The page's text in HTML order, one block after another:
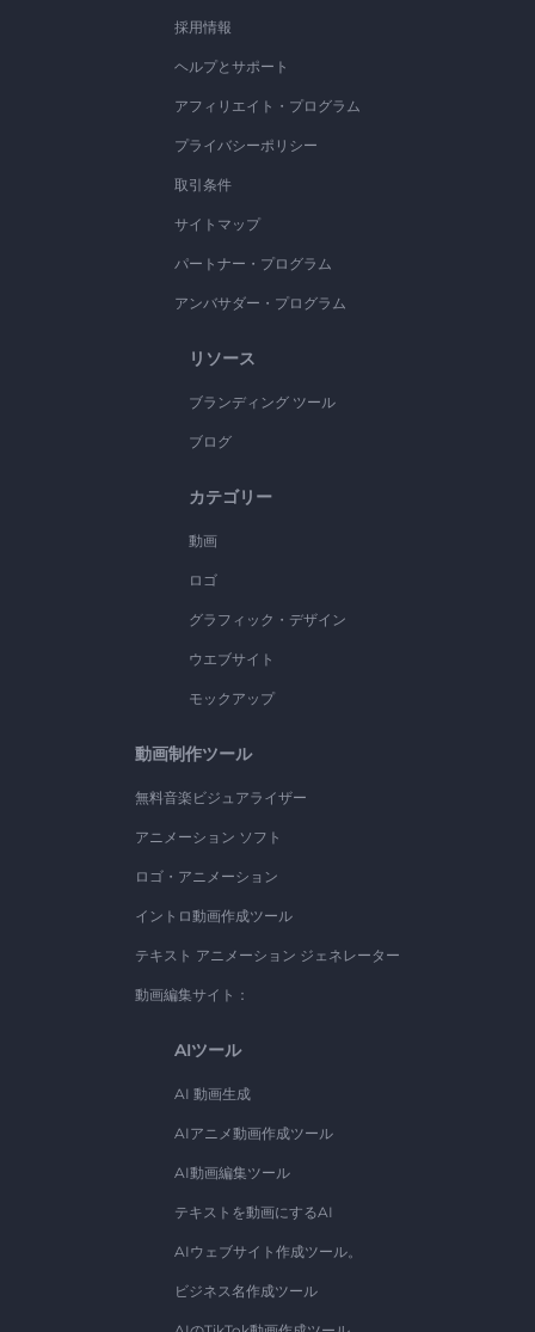
採用情報
ヘルプとサポート
アフィリエイト・プログラム
プライバシーポリシー
取引条件
サイトマップ
パートナー・プログラム
アンバサダー・プログラム
リソース
ブランディング ツール
ブログ
カテゴリー
動画
ロゴ
グラフィック・デザイン
ウエブサイト
モックアップ
動画制作ツール
無料音楽ビジュアライザー
アニメーション ソフト
ロゴ・アニメーション
イントロ動画作成ツール
テキスト アニメーション ジェネレーター
動画編集サイト：
AIツール
AI 動画生成
AIアニメ動画作成ツール
AI動画編集ツール
テキストを動画にするAI
AIウェブサイト作成ツール。
ビジネス名作成ツール